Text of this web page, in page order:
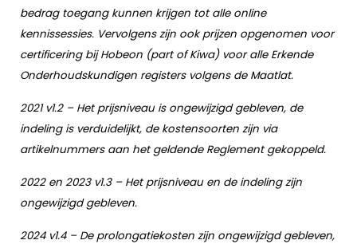
bedrag toegang kunnen krijgen tot alle online
kennissessies. Vervolgens zijn ook prijzen opgenomen voor
certificering bij Hobeon (part of Kiwa) voor alle Erkende
Onderhoudskundigen registers volgens de Maatlat.
2021 v1.2 – Het prijsniveau is ongewijzigd gebleven, de
indeling is verduidelijkt, de kostensoorten zijn via
artikelnummers aan het geldende Reglement gekoppeld.
2022 en 2023 v1.3 – Het prijsniveau en de indeling zijn
ongewijzigd gebleven.
2024 v1.4 – De prolongatiekosten zijn ongewijzigd gebleven,